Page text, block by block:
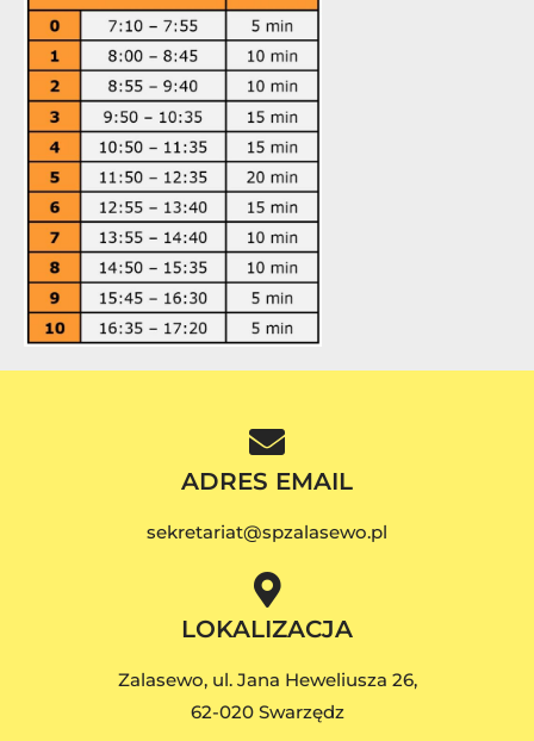
ADRES EMAIL
sekretariat@spzalasewo.pl
LOKALIZACJA
Zalasewo, ul. Jana Heweliusza 26,
62-020 Swarzędz